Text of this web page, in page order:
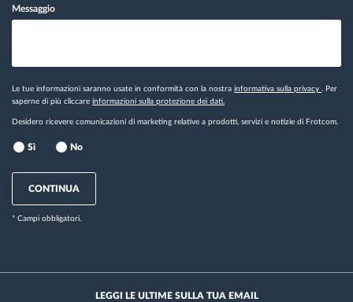
Messaggio
Le tue informazioni saranno usate in conformità con la nostra informativa sulla privacy . Per
saperne di più cliccare informazioni sulla protezione dei dati.
Desidero ricevere comunicazioni di marketing relative a prodotti, servizi e notizie di Frotcom.
Sì No
CONTINUA
* Campi obbligatori.
LEGGI LE ULTIME SULLA TUA EMAIL